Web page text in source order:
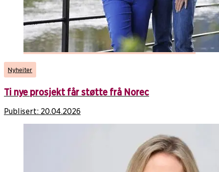
Nyheiter
Ti nye prosjekt får støtte frå Norec
Publisert: 20.04.2026